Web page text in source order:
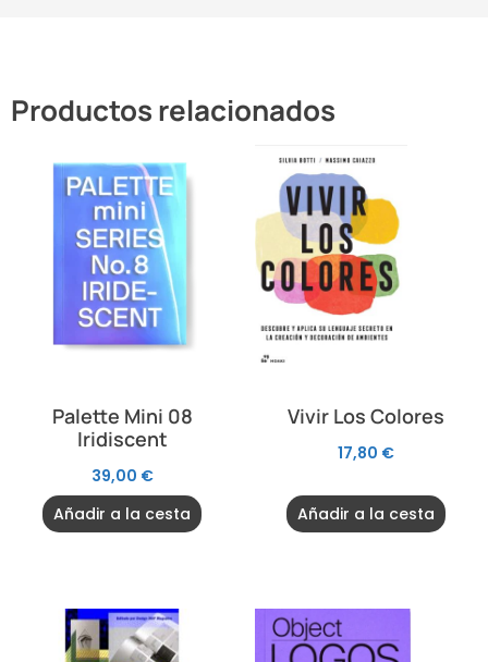
Productos relacionados
Palette Mini 08
Iridiscent
39,00 €
Añadir a la cesta
Vivir Los Colores
17,80 €
Añadir a la cesta